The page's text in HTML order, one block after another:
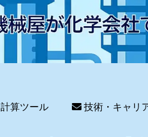
計算ツール 技術・キャリア相談サ